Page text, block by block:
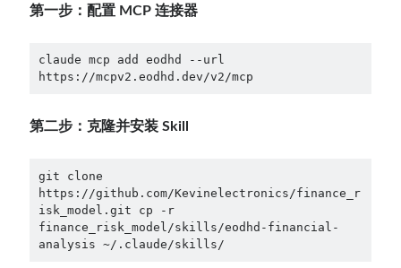
第一步：配置 MCP 连接器
claude mcp add eodhd --url
https://mcpv2.eodhd.dev/v2/mcp
第二步：克隆并安装 Skill
git clone
https://github.com/Kevinelectronics/finance_r
isk_model.git cp -r
finance_risk_model/skills/eodhd-financial-
analysis ~/.claude/skills/